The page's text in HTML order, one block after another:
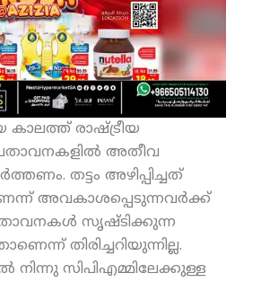
കാലത്ത് രാഷ്ട്രീയ
അതീവ
തട്ടം അഴിപ്പിച്ചത്
അവകാശപ്പെടുന്നവര്‍ക്ക്
സൃഷ്ടിക്കുന്ന
തിരിച്ചറിയുന്നില്ല.
നിന്നു സിപിഎമ്മിലേക്കുള്ള